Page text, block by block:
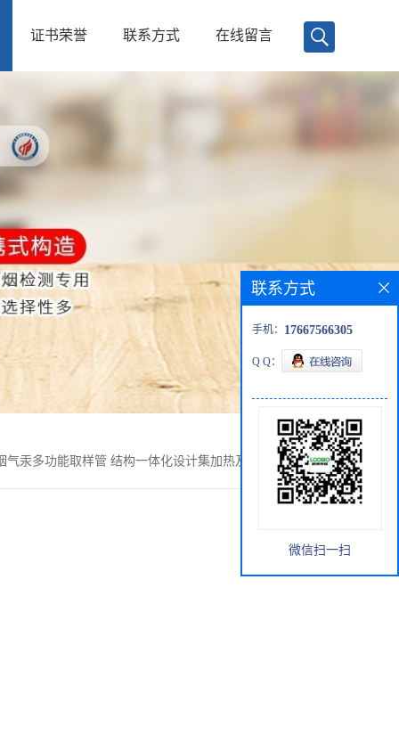
证书荣誉 联系方式 在线留言
气汞多功能取样管 结构一体化设计集加热及加热控制于一体
联系方式
手机： 17667566305
Q Q：
微信扫一扫